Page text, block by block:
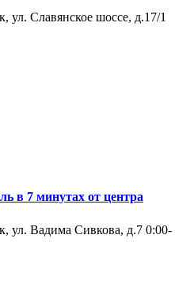
ул. Славянское шоссе, д.17/1
в 7 минутах от центра
ул. Вадима Сивкова, д.7 0:00-